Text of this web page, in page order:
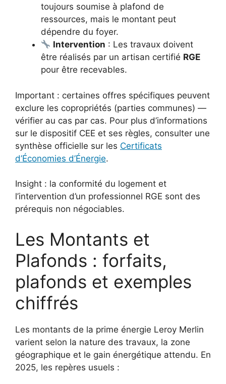
toujours soumise à plafond de
ressources, mais le montant peut
dépendre du foyer.
Intervention : Les travaux doivent
être réalisés par un artisan certifié RGE
pour être recevables.
Important : certaines offres spécifiques peuvent
exclure les copropriétés (parties communes) —
vérifier au cas par cas. Pour plus d’informations
sur le dispositif CEE et ses règles, consulter une
synthèse officielle sur les Certificats
d’Économies d’Énergie.
Insight : la conformité du logement et
l’intervention d’un professionnel RGE sont des
prérequis non négociables.
Les Montants et
Plafonds : forfaits,
plafonds et exemples
chiffrés
Les montants de la prime énergie Leroy Merlin
varient selon la nature des travaux, la zone
géographique et le gain énergétique attendu. En
2025, les repères usuels :